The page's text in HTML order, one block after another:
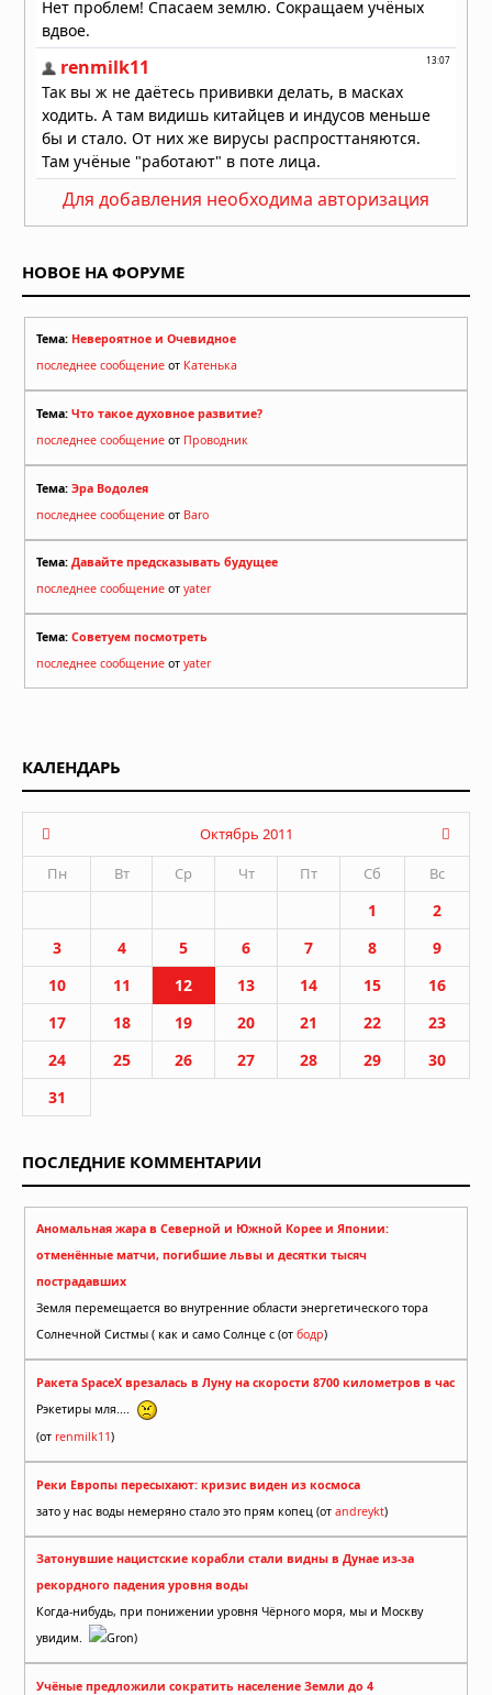
10.01.2026 в 15:43
Лувр сообщил о повреждении сотен
произведений из‑за протечки воды
08.12.2025 в 15:19
Для добавления необходима авторизация
НОВОЕ НА ФОРУМЕ
Тема: Невероятное и Очевидное
последнее сообщение от Катенька
Тема: Что такое духовное развитие?
последнее сообщение от Проводник
Тема: Эра Водолея
последнее сообщение от Baro
Тема: Давайте предсказывать будущее
последнее сообщение от yater
Тема: Советуем посмотреть
последнее сообщение от yater
КАЛЕНДАРЬ
Октябрь 2011
Пн
Вт Ср Чт Пт Сб Вс
1
2
3
4 5 6 7 8
9
10
11 12 13 14 15
16
17
18 19 20 21 22
23
24
25 26 27 28 29
30
31
ПОСЛЕДНИЕ КОММЕНТАРИИ
Аномальная жара в Северной и Южной Корее и Японии:
отменённые матчи, погибшие львы и десятки тысяч
пострадавших
Земля перемещается во внутренние области энергетического тора
Солнечной Систмы ( как и само Солнце с (от бодр)
Ракета SpaceX врезалась в Луну на скорости 8700 километров в час
Рэкетиры мля....
(от renmilk11)
Реки Европы пересыхают: кризис виден из космоса
зато у нас воды немеряно стало это прям копец (от andreykt)
Затонувшие нацистские корабли стали видны в Дунае из-за
рекордного падения уровня воды
Когда-нибудь, при понижении уровня Чёрного моря, мы и Москву
увидим.
Gron)
Учёные предложили сократить население Земли до 4